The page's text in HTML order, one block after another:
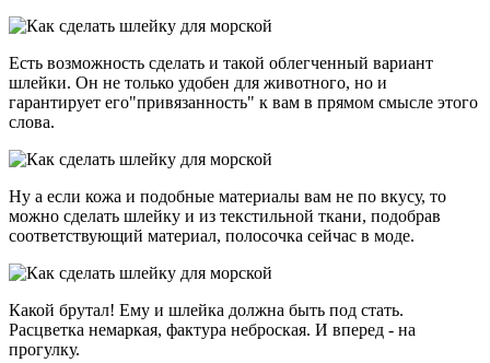
Есть возможность сделать и такой облегченный вариант
шлейки. Он не только удобен для животного, но и
гарантирует его"привязанность" к вам в прямом смысле этого
слова.
Ну а если кожа и подобные материалы вам не по вкусу, то
можно сделать шлейку и из текстильной ткани, подобрав
соответствующий материал, полосочка сейчас в моде.
Какой брутал! Ему и шлейка должна быть под стать.
Расцветка немаркая, фактура неброская. И вперед - на
прогулку.